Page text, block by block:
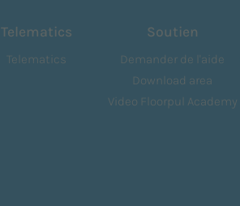
Telematics
Telematics
Soutien
Demander de l'aide
Download area
Video Floorpul Academy